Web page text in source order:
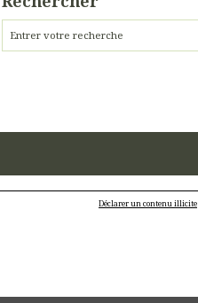
Déclarer un contenu illicite